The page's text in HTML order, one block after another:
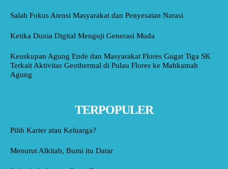
Salah Fokus Atensi Masyarakat dan Penyesatan Narasi
Ketika Dunia Digital Menguji Generasi Muda
Keuskupan Agung Ende dan Masyarakat Flores Gugat Tiga SK
Terkait Aktivitas Geothermal di Pulau Flores ke Mahkamah
Agung
TERPOPULER
Pilih Karier atau Keluarga?
Menurut Alkitab, Bumi itu Datar